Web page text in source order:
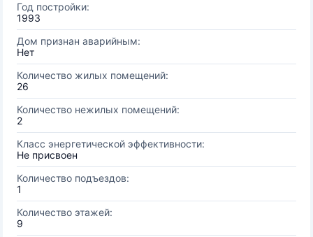
Год постройки:
1993
Дом признан аварийным:
Нет
Количество жилых помещений:
26
Количество нежилых помещений:
2
Класс энергетической эффективности:
Не присвоен
Количество подъездов:
1
Количество этажей:
9